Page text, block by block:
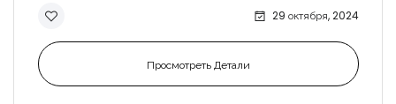
29 октября, 2024
Просмотреть Детали